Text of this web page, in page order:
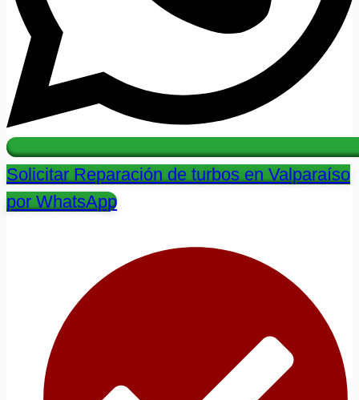
Solicitar Reparación de turbos en Valparaíso
por WhatsApp